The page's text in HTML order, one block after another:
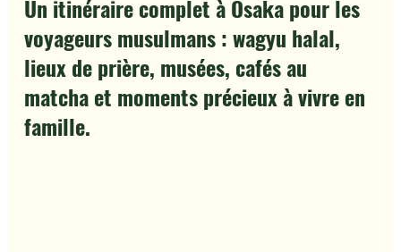
Un itinéraire complet à Osaka pour les
voyageurs musulmans : wagyu halal,
lieux de prière, musées, cafés au
matcha et moments précieux à vivre en
famille.